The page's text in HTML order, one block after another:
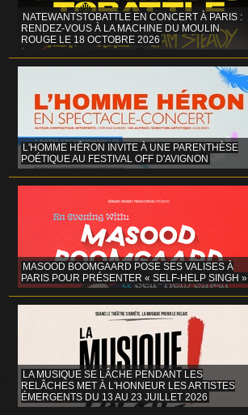
NATEWANTSTOBATTLE EN CONCERT À PARIS :
RENDEZ-VOUS À LA MACHINE DU MOULIN
ROUGE LE 18 OCTOBRE 2026
L'HOMME HÉRON INVITE À UNE PARENTHÈSE
POÉTIQUE AU FESTIVAL OFF D'AVIGNON
MASOOD BOOMGAARD POSE SES VALISES À
PARIS POUR PRÉSENTER « SELF-HELP SINGH »
LA MUSIQUE SE LÂCHE PENDANT LES
RELÂCHES MET À L'HONNEUR LES ARTISTES
ÉMERGENTS DU 13 AU 23 JUILLET 2026